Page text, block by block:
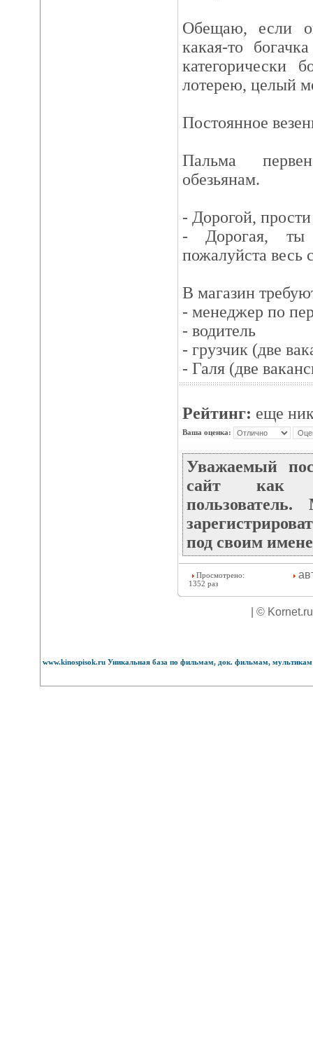
Обещаю, если
какая-то
категорически
лотерею, целый
Постоянное
Пальма
обезьянам.
- Дорогой,
- Дорогая,
пожалуйста весь
В магазин
- менеджер по
- водитель
- грузчик (две
- Галя (две
Рейтинг: еще
Ваша оценка:
Уважаемый
сайт как
под своим
Просмотрено:
1352 раз
| ©
www.kinospisok.ru Уникальная база по фильмам, док. фильмам,